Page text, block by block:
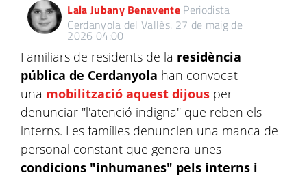
Laia Jubany Benavente Periodista
Cerdanyola del Vallès. 27 de maig de
2026 04:00
Familiars de residents de la residència
pública de Cerdanyola han convocat
una mobilització aquest dijous per
denunciar "l'atenció indigna" que reben els
interns. Les famílies denuncien una manca de
personal constant que genera unes
condicions "inhumanes" pels interns i